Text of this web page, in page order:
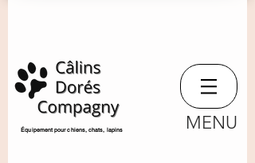
​Équipement pour chiens, chats, lapins MENU